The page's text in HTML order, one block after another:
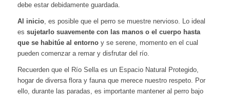
debe estar debidamente guardada.
Al inicio, es posible que el perro se muestre nervioso. Lo ideal
es sujetarlo suavemente con las manos o el cuerpo hasta
que se habitúe al entornoy se serene, momento en el cual
pueden comenzar a remar y disfrutar del río.
Recuerden que el Río Sella es un Espacio Natural Protegido,
hogar de diversa flora y fauna que merece nuestro respeto. Por
ello, durante las paradas, es importante mantener al perro bajo